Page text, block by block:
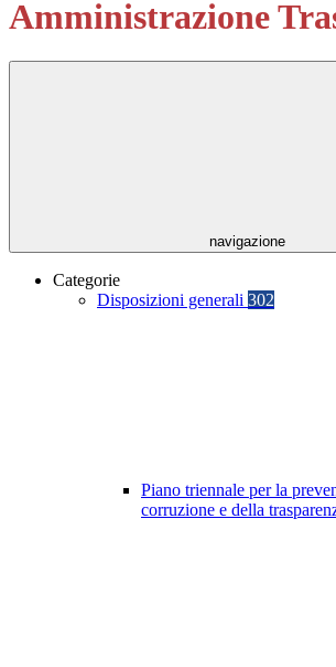
Amministrazione
navigazione
Categorie
Disposizioni generali 302
Piano triennale per la
corruzione e della